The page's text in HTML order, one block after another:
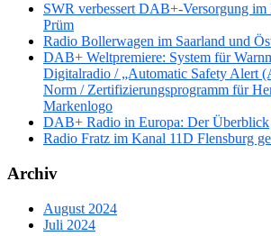
SWR verbessert DAB+-Versorgung
Prüm
Radio Bollerwagen im Saarland und
DAB+ Weltpremiere: System für
Digitalradio / „Automatic Safety Alert
Norm / Zertifizierungsprogramm für
Markenlogo
DAB+ Radio in Europa: Der Überblick
Radio Fratz im Kanal 11D Flensburg
Archiv
August 2024
Juli 2024